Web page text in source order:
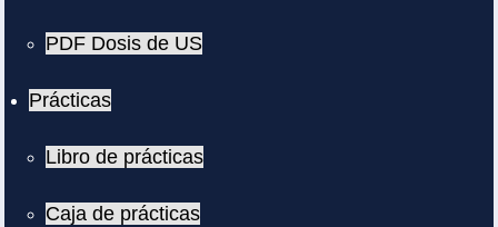
PDF Dosis de US
Prácticas
Libro de prácticas
Caja de prácticas